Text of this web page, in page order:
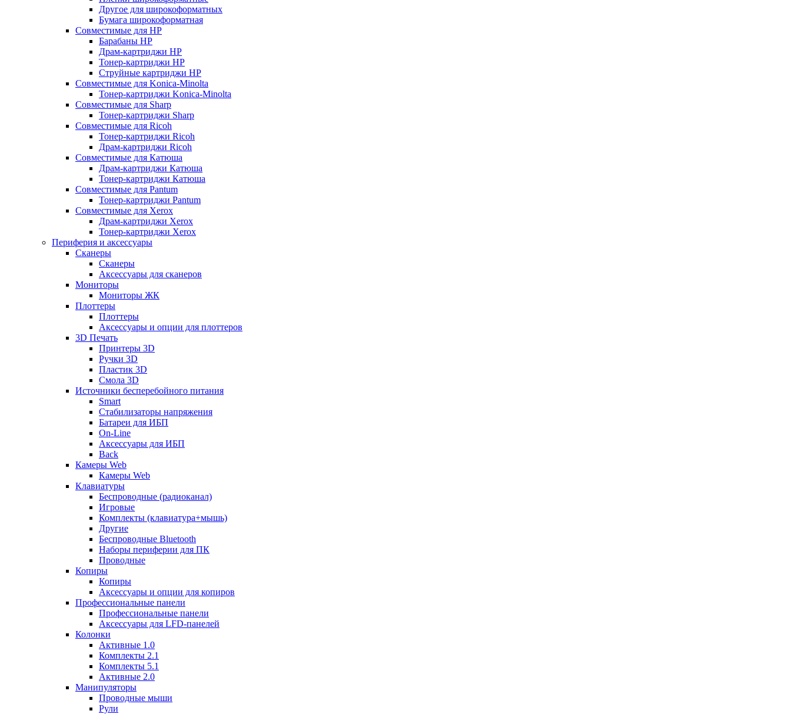
Другое для широкоформатных
Бумага широкоформатная
Совместимые для HP
Барабаны HP
Драм-картриджи HP
Тонер-картриджи HP
Струйные картриджи HP
Совместимые для Konica-Minolta
Тонер-картриджи Konica-Minolta
Совместимые для Sharp
Тонер-картриджи Sharp
Совместимые для Ricoh
Тонер-картриджи Ricoh
Драм-картриджи Ricoh
Совместимые для Катюша
Драм-картриджи Катюша
Тонер-картриджи Катюша
Совместимые для Pantum
Тонер-картриджи Pantum
Совместимые для Xerox
Драм-картриджи Xerox
Тонер-картриджи Xerox
Периферия и аксессуары
Сканеры
Сканеры
Аксессуары для сканеров
Мониторы
Мониторы ЖК
Плоттеры
Плоттеры
Аксессуары и опции для плоттеров
3D Печать
Принтеры 3D
Ручки 3D
Пластик 3D
Смола 3D
Источники бесперебойного питания
Smart
Стабилизаторы напряжения
Батареи для ИБП
On-Line
Аксессуары для ИБП
Back
Камеры Web
Камеры Web
Клавиатуры
Беспроводные (радиоканал)
Игровые
Комплекты (клавиатура+мышь)
Другие
Беспроводные Bluetooth
Наборы периферии для ПК
Проводные
Копиры
Копиры
Аксессуары и опции для копиров
Профессиональные панели
Профессиональные панели
Аксессуары для LFD-панелей
Колонки
Активные 1.0
Комплекты 2.1
Комплекты 5.1
Активные 2.0
Манипуляторы
Проводные мыши
Рули